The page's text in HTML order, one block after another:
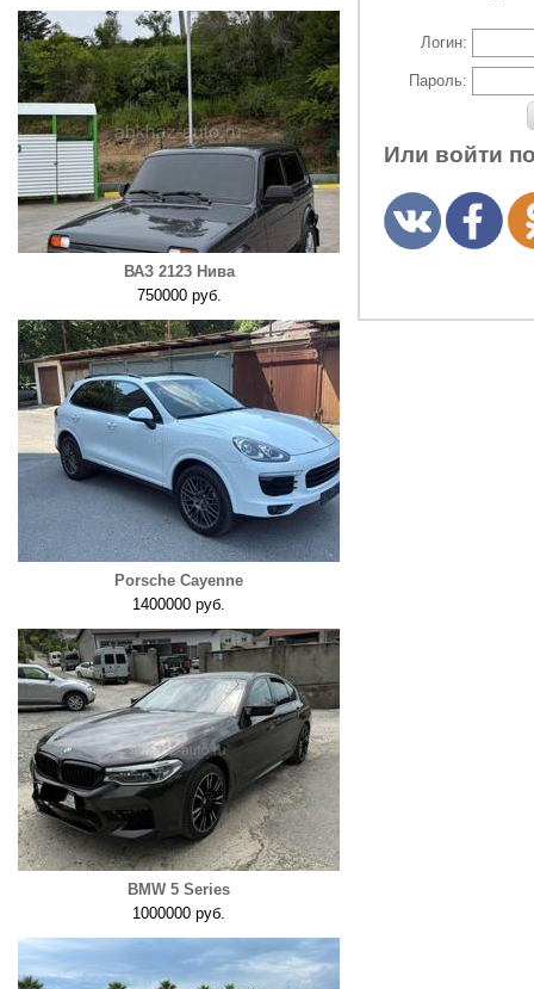
ВАЗ 2123 Нива
750000 руб.
Porsche Cayenne
1400000 руб.
BMW 5 Series
1000000 руб.
Логин:
Пароль:
Или войти